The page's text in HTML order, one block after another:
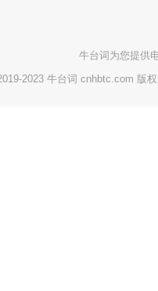
牛台词 为您提供
2023 牛台词 cnhbtc.com 版